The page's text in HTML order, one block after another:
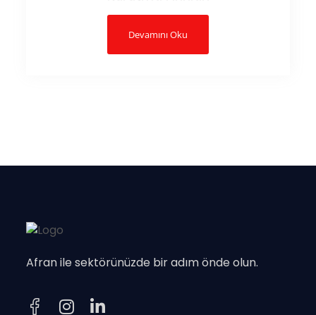
Devamını Oku
Afran ile sektörünüzde bir adım önde olun.